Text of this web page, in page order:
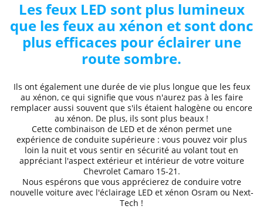
Les feux LED sont plus lumineux
que les feux au xénon et sont donc
plus efficaces pour éclairer une
route sombre.
Ils ont également une durée de vie plus longue que les feux
au xénon, ce qui signifie que vous n'aurez pas à les faire
remplacer aussi souvent que s'ils étaient halogène ou encore
au xénon. De plus, ils sont plus beaux !
Cette combinaison de LED et de xénon permet une
expérience de conduite supérieure: vous pouvez voir plus
loin la nuit et vous sentir en sécurité au volant tout en
appréciant l'aspect extérieur et intérieur de votre voiture
Chevrolet Camaro 15-21 .
Nous espérons que vous apprécierez de conduirevotre
nouvelle voiture avec l'éclairage LED et xénon Osram ou Next-
Tech !